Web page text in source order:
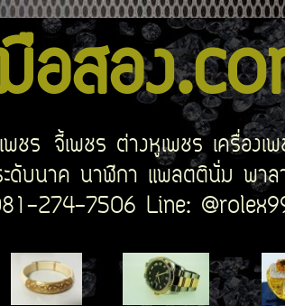
อสอง
ร จี้เพชร ต่างหูเพชร เครื่องเ
ดับนาค นาฬิกา แพลตตินั่ม พาล
274-7506 Line: